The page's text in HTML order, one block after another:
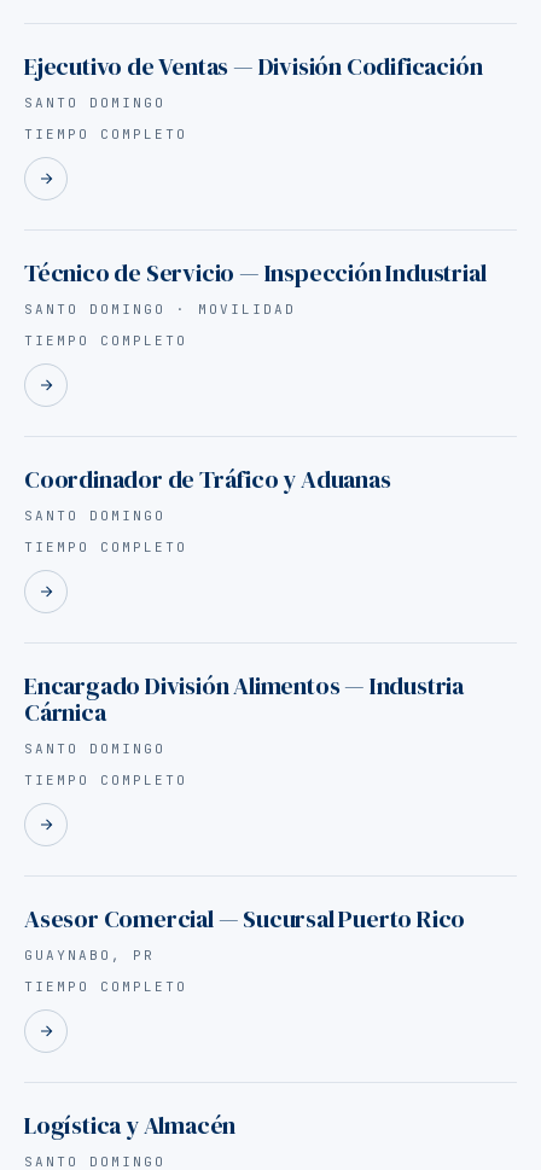
Ejecutivo de Ventas — División Codificación
SANTO DOMINGO
TIEMPO COMPLETO
Técnico de Servicio — Inspección Industrial
SANTO DOMINGO · MOVILIDAD
TIEMPO COMPLETO
Coordinador de Tráfico y Aduanas
SANTO DOMINGO
TIEMPO COMPLETO
Encargado División Alimentos — Industria
Cárnica
SANTO DOMINGO
TIEMPO COMPLETO
Asesor Comercial — Sucursal Puerto Rico
GUAYNABO, PR
TIEMPO COMPLETO
Logística y Almacén
SANTO DOMINGO